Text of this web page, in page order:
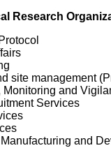
Research
site management
Monitoring and
Services
and